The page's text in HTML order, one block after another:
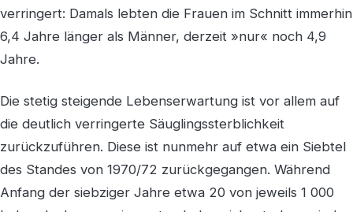
verringert: Damals lebten die Frauen im Schnitt immerhin
6,4 Jahre länger als Männer, derzeit »nur« noch 4,9
Jahre.
Die stetig steigende Lebenserwartung ist vor allem auf
die deutlich verringerte Säuglingssterblichkeit
zurückzuführen. Diese ist nunmehr auf etwa ein Siebtel
des Standes von 1970/72 zurückgegangen. Während
Anfang der siebziger Jahre etwa 20 von jeweils 1 000